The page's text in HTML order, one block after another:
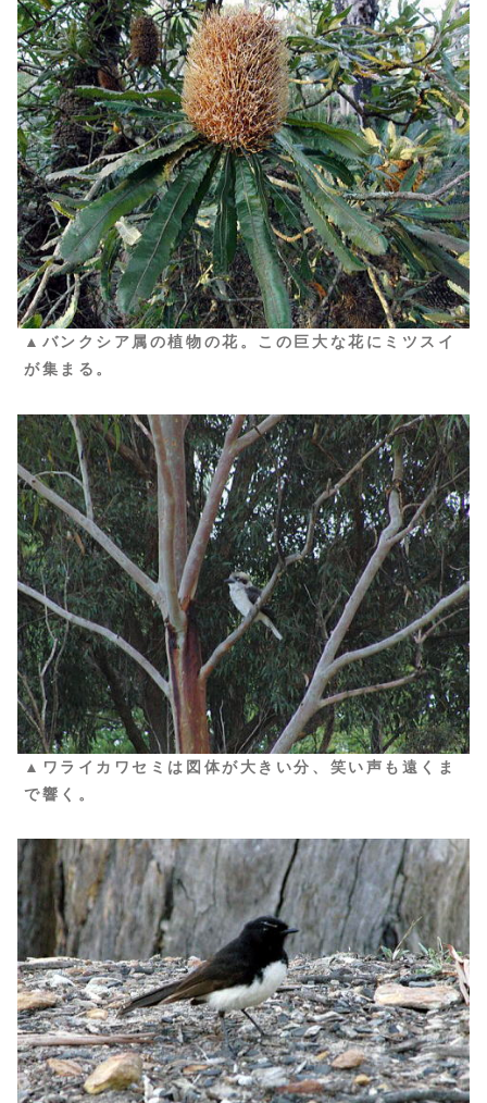
▲バンクシア属の植物の花。この巨大な花にミツスイ
が集まる。
▲ワライカワセミは図体が大きい分、笑い声も遠くま
で響く。